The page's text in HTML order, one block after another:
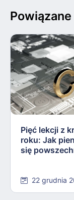
Powiązane
Pięć lekcji z
roku: Jak
się
22 grudnia